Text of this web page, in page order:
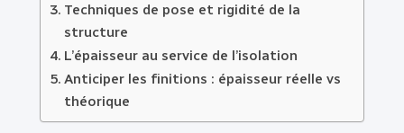
Techniques de pose et rigidité de la
structure
L’épaisseur au service de l’isolation
Anticiper les finitions : épaisseur réelle vs
théorique